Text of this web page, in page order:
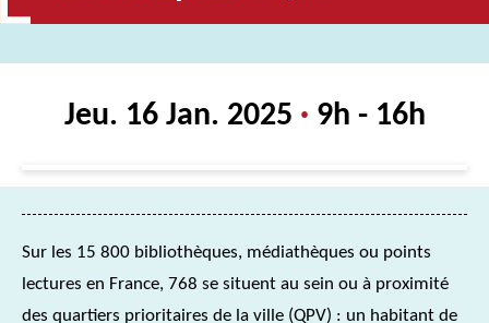
Jeu. 16 Jan. 2025 · 9h - 16h
Sur les 15 800 bibliothèques, médiathèques ou points
lectures en France, 768 se situent au sein ou à proximité
des quartiers prioritaires de la ville (QPV) : un habitant de